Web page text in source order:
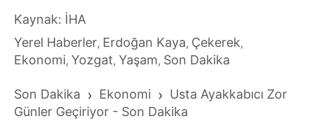
Kaynak: İHA
Yerel Haberler, Erdoğan Kaya, Çekerek,
Ekonomi, Yozgat, Yaşam, Son Dakika
Son Dakika › Ekonomi › Usta Ayakkabıcı Zor
Günler Geçiriyor - Son Dakika